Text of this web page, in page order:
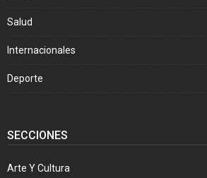
Salud
Internacionales
Deporte
SECCIONES
Arte Y Cultura